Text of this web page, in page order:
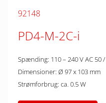
92148
PD4-M-2C-i
Spænding: 110 – 240 V AC 50
Dimensioner: Ø 97 x 103 mm
Strømforbrug: ca. 0.5 W